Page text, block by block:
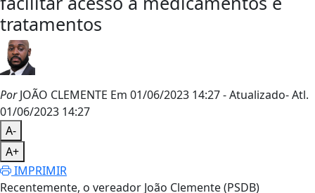
tratamentos
PorJOÃO CLEMENTE Em 01/06/2023 14:27- Atualizado- Atl.
01/06/2023 14:27
A-
A+
IMPRIMIR
Recentemente, o vereador João Clemente (PSDB)